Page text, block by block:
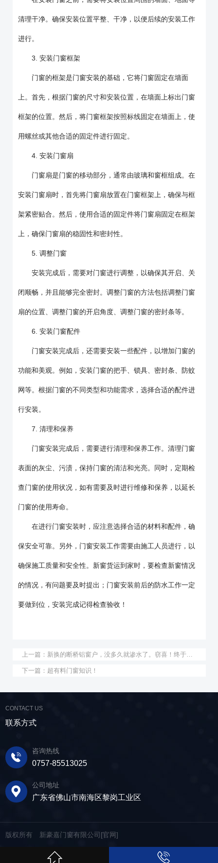
清理干净。确保安装位置平整、干净，以便后续的安装工作
进行。
3. 安装门窗框架
门窗的框架是门窗安装的基础，它将门窗固定在墙面
上。首先，根据门窗的尺寸和安装位置，在墙面上标出门窗
框架的位置。然后，将门窗框架按照标线固定在墙面上，使
用螺丝或其他合适的固定件进行固定。
4. 安装门窗扇
门窗扇是门窗的移动部分，通常由玻璃和窗框组成。在
安装门窗扇时，首先将门窗扇放置在门窗框架上，确保与框
架紧密贴合。然后，使用合适的固定件将门窗扇固定在框架
上，确保门窗扇的稳固性和密封性。
5. 调整门窗
安装完成后，需要对门窗进行调整，以确保其开启、关
闭顺畅，并且能够完全密封。调整门窗的方法包括调整门窗
扇的位置、调整门窗的开启角度、调整门窗的密封条等。
6. 安装门窗配件
门窗安装完成后，还需要安装一些配件，以增加门窗的
功能和美观。例如，安装门窗的把手、锁具、密封条、防蚊
网等。根据门窗的不同类型和功能需求，选择合适的配件进
行安装。
7. 清理和保养
门窗安装完成后，需要进行清理和保养工作。清理门窗
表面的灰尘、污渍，保持门窗的清洁和光亮。同时，定期检
查门窗的使用状况，如有需要及时进行维修和保养，以延长
门窗的使用寿命。
在进行门窗安装时，应注意选择合适的材料和配件，确
保安全可靠。另外，门窗安装工作需要由施工人员进行，以
确保施工质量和安全性。新窗货运到家时，要检查新窗情况
的情况，有问题要及时提出；门窗安装前后的防水工作一定
要做到位，安装完成记得检查验收！
上一篇： 新换的断桥铝窗户，没多久就渗水了。窃喜！终于让我找到原因了
下一篇： 超有料门窗知识！
CONTACT US
联系方式
咨询热线
0757-85513025
公司地址
广东省佛山市南海区黎岗工业区
版权所有 新豪嘉门窗有限公司[官网]